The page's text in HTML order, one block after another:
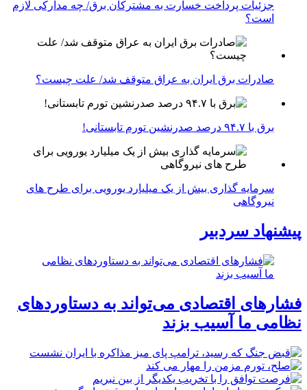
جزئیات پرداخت خسارت به مشترکان برق/ چه مدارکی لازم
است؟
صادرات برق ایران به عراق متوقف شد/ علت چیست؟
برق با ۹۴.۷ درصد صدرنشین تورم تابستانی!
سرمایه گذاری بیش از یک میلیارد یورویی برای طرح های
نیروگاهی
پیشنهاد سردبیر
فشارهای اقتصادی می‌تواند به دستاوردهای
نظامی ما آسیب بزند